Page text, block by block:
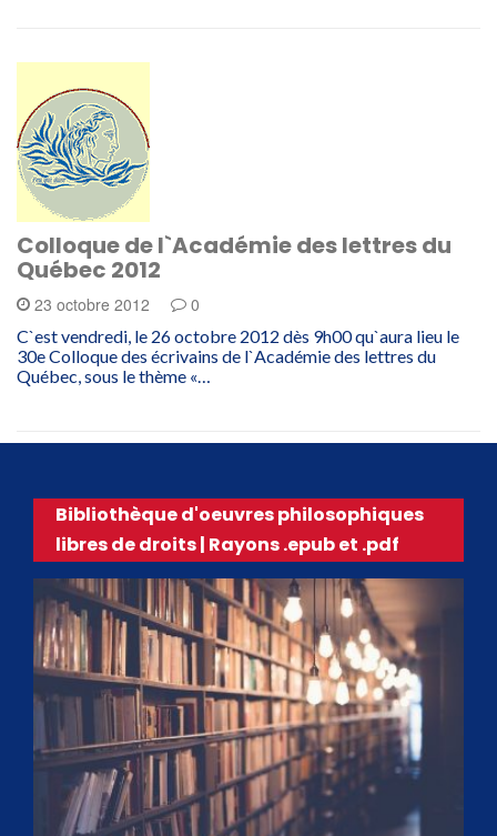
Colloque de l`Académie des lettres du
Québec 2012
23 octobre 2012 0
C`est vendredi, le 26 octobre 2012 dès 9h00 qu`aura lieu le
30e Colloque des écrivains de l`Académie des lettres du
Québec, sous le thème «…
Bibliothèque d'oeuvres philosophiques
libres de droits | Rayons .epub et .pdf